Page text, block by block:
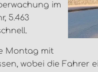
im
5.463
Montag mit
wobei die Fahrer